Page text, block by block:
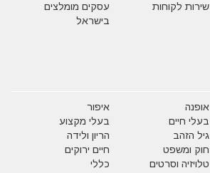
שירות לקוחות
עסקים מומלצים
בישראל
אופנה
איפור
בעלי חיים
בעלי מקצוע
גיל הזהב
הריון ולידה
חוק ומשפט
חיים ירוקים
טלויזיה וסרטים
כללי